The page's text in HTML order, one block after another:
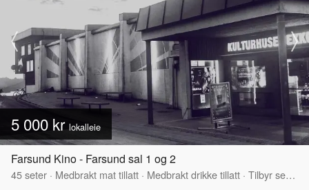
5 000 kr lokalleie
Farsund Kino - Farsund sal 1 og 2
45seter · Medbrakt mat tillatt · Medbrakt drikke tillatt · Tilbyr servering